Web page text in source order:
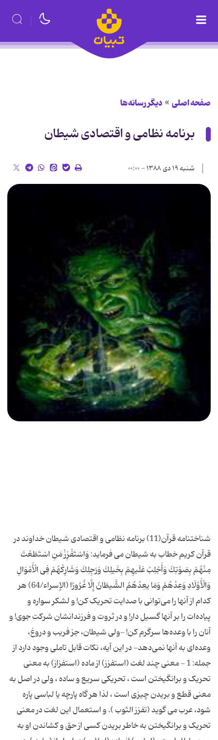
صفحه اصلی دیگر رسانه‌ها
برنامه نظامی و اقتصادی شیطان
شنبه ۱۹ دی ۱۳۸۸ - ۰۰:۰۰
شناختنامه قرآن(11) برنامه نظامی و اقتصادی شیطان خداوند در
قرآن کریم خطاب به شیطان می فرماید: وَاسْتَفْزِزْ مَنِ اسْتَطَعْتَ
مِنْهُمْ بِصَوْتِكَ وَأَجْلِبْ عَلَیهِمْ بِخَیلِكَ وَرَجِلِكَ وَشَارِكْهُمْ فِی الْأَمْوَالِ
وَالْأَوْلَادِ وَعِدْهُمْ وَمَا یعِدُهُمُ الشَّیطَانُ إِلَّا غُرُورًا (الإسراء/64) هر
کدام از آنها را می‌توانی با صدایت تحریک کن! و لشکر سواره و
پیاده‌ات را بر آنها گسیل دار! و در ثروت و فرزندانشان شرکت جوی! و
آنان را با وعده‌ها سرگرم کن! -ولی شیطان، جز فریب و دروغ،
وعده‌ای به آنها نمی‌دهد- در این آیه، نکات قابل تاملی وجود دارد از
جمله: 1 - معنى چند لغت (استفزز) از ماده (استفزاز) به معنى
تحریک و برانگیختن است ، تحریکى سریع و ساده ، ولى در اصل به
معنى قطع و بریدن چیزى است ، لذا هر گاه پارچه یا لباسى پاره
شود، عرب مى گوید (تفزز الثوب ). و استعمال این لغت در معنى
تحریک و برانگیختن به خاطر بریدن کسى از حق و کشاندن او به